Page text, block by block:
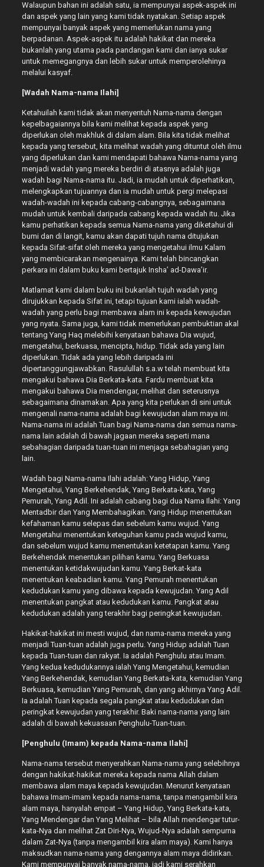
Walaupun bahan ini adalah satu, ia mempunyai aspek-aspek ini
dan aspek yang lain yang kami tidak nyatakan. Setiap aspek
mempunyai banyak aspek yang memerlukan nama yang
berpadanan. Aspek-aspek itu adalah hakikat dan mereka
bukanlah yang utama pada pandangan kami dan ianya sukar
untuk memegangnya dan lebih sukar untuk memperolehinya
melalui kasyaf.
[Wadah Nama-nama Ilahi]
Ketahuilah kami tidak akan menyentuh Nama-nama dengan
kepelbagaiannya bila kami melihat kepada aspek yang
diperlukan oleh makhluk di dalam alam. Bila kita tidak melihat
kepada yang tersebut, kita melihat wadah yang dituntut oleh ilmu
yang diperlukan dan kami mendapati bahawa Nama-nama yang
menjadi wadah yang mereka berdiri di atasnya adalah juga
wadah bagi Nama-nama itu. Jadi, ia mudah untuk diperhatikan,
melengkapkan tujuannya dan ia mudah untuk pergi melepasi
wadah-wadah ini kepada cabang-cabangnya, sebagaimana
mudah untuk kembali daripada cabang kepada wadah itu. Jika
kamu perhatikan kepada semua Nama-nama yang diketahui di
bumi dan di langit, kamu akan dapati tujuh nama ditujukan
kepada Sifat-sifat oleh mereka yang mengetahui ilmu Kalam
yang membicarakan mengenainya. Kami telah bincangkan
perkara ini dalam buku kami bertajuk Insha’ ad-Dawa’ir.
Matlamat kami dalam buku ini bukanlah tujuh wadah yang
dirujukkan kepada Sifat ini, tetapi tujuan kami ialah wadah-
wadah yang perlu bagi membawa alam ini kepada kewujudan
yang nyata. Sama juga, kami tidak memerlukan pembuktian akal
tentang Yang Haq melebihi kenyataan bahawa Dia wujud,
mengetahui, berkuasa, mencipta, hidup. Tidak ada yang lain
diperlukan. Tidak ada yang lebih daripada ini
dipertanggungjawabkan. Rasulullah s.a.w telah membuat kita
mengakui bahawa Dia Berkata-kata. Fardu membuat kita
mengakui bahawa Dia mendengar, melihat dan seterusnya
sebagaimana dinamakan. Apa yang kita perlukan di sini untuk
mengenali nama-nama adalah bagi kewujudan alam maya ini.
Nama-nama ini adalah Tuan bagi Nama-nama dan semua nama-
nama lain adalah di bawah jagaan mereka seperti mana
sebahagian daripada tuan-tuan ini menjaga sebahagian yang
lain.
Wadah bagi Nama-nama Ilahi adalah: Yang Hidup, Yang
Mengetahui, Yang Berkehendak, Yang Berkata-kata, Yang
Pemurah, Yang Adil. Ini adalah cabang bagi dua Nama Ilahi: Yang
Mentadbir dan Yang Membahagikan. Yang Hidup menentukan
kefahaman kamu selepas dan sebelum kamu wujud. Yang
Mengetahui menentukan keteguhan kamu pada wujud kamu,
dan sebelum wujud kamu menentukan ketetapan kamu. Yang
Berkehendak menentukan pilihan kamu. Yang Berkuasa
menentukan ketidakwujudan kamu. Yang Berkat-kata
menentukan keabadian kamu. Yang Pemurah menentukan
kedudukan kamu yang dibawa kepada kewujudan. Yang Adil
menentukan pangkat atau kedudukan kamu. Pangkat atau
kedudukan adalah yang terakhir bagi peringkat kewujudan.
Hakikat-hakikat ini mesti wujud, dan nama-nama mereka yang
menjadi Tuan-tuan adalah juga perlu. Yang Hidup adalah Tuan
kepada Tuan-tuan dan rakyat. Ia adalah Penghulu atau Imam.
Yang kedua kedudukannya ialah Yang Mengetahui, kemudian
Yang Berkehendak, kemudian Yang Berkata-kata, kemudian Yang
Berkuasa, kemudian Yang Pemurah, dan yang akhirnya Yang Adil.
Ia adalah Tuan kepada segala pangkat atau kedudukan dan
peringkat kewujudan yang terakhir. Baki nama-nama yang lain
adalah di bawah kekuasaan Penghulu-Tuan-tuan.
[Penghulu (Imam) kepada Nama-nama Ilahi]
Nama-nama tersebut menyerahkan Nama-nama yang selebihnya
dengan hakikat-hakikat mereka kepada nama Allah dalam
membawa alam maya kepada kewujudan. Menurut kenyataan
bahawa Imam-imam kepada nama-nama, tanpa mengambil kira
alam maya, hanyalah empat – Yang Hidup, Yang Berkata-kata,
Yang Mendengar dan Yang Melihat – bila Allah mendengar tutur-
kata-Nya dan melihat Zat Diri-Nya, Wujud-Nya adalah sempurna
dalam Zat-Nya (tanpa mengambil kira alam maya). Kami hanya
maksudkan nama-nama yang dengannya alam maya didirikan.
Kami mempunyai banyak nama-nama, jadi kami serahkan